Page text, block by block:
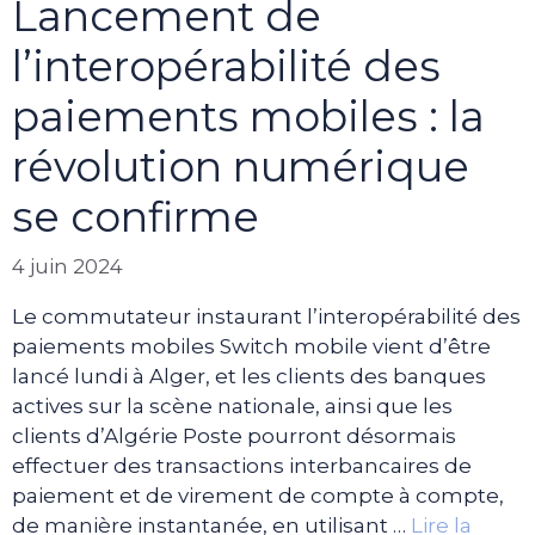
Lancement de
l’interopérabilité des
paiements mobiles : la
révolution numérique
se confirme
4 juin 2024
Le commutateur instaurant l’interopérabilité des
paiements mobiles Switch mobile vient d’être
lancé lundi à Alger, et les clients des banques
actives sur la scène nationale, ainsi que les
clients d’Algérie Poste pourront désormais
effectuer des transactions interbancaires de
paiement et de virement de compte à compte,
de manière instantanée, en utilisant … Lire la